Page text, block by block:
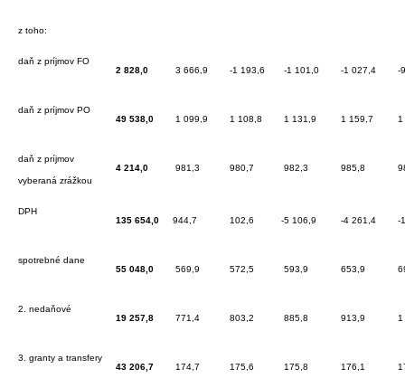
z toho:
daň z príjmov FO
2 828,0
3 666,9 -1 193,6 -1 101,0 -1 027,4 -
daň z príjmov PO
49 538,0
1 099,9 1 108,8 1 131,9 1 159,7
daň z príjmov
vyberaná zrážkou
4 214,0 981,3 980,7 982,3 985,8
DPH
135 654,0
944,7 102,6 -5 106,9 -4 261,4 -
spotrebné dane
55 048,0
569,9 572,5 593,9 653,9
2. nedaňové
19 257,8
771,4 803,2 885,8 913,9
3. granty a transfery
43 206,7
174,7 175,6 175,8 176,1